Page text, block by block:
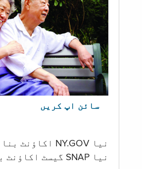
سائن اپ کریں
نیا NY.GOV اکاؤنٹ بنائیں
نیا SNAP گیسٹ اکاؤنٹ بنائیں